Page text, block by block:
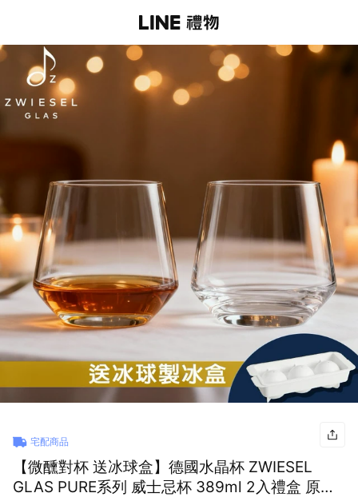
宅配商品
【微醺對杯 送冰球盒】德國水晶杯 ZWIESEL
GLAS PURE系列 威士忌杯 389ml 2入禮盒 原廠